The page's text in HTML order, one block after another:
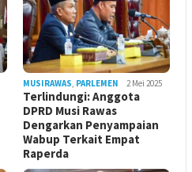
MUSIRAWAS, PARLEMEN 2 Mei 2025
Terlindungi: Anggota
DPRD Musi Rawas
Dengarkan Penyampaian
Wabup Terkait Empat
Raperda